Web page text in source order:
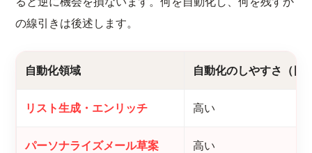
の線引きは後述します。
自動化領域 自動化のしやすさ（目
リスト生成・エンリッチ 高い
パーソナライズメール草案 高い